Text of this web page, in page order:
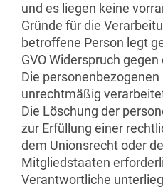
und es liegen keine
Gründe für die
betroffene Person legt
GVO Widerspruch
Die
unrechtmäßig
Die Löschung der
zur Erfüllung einer
dem Unionsrecht oder
Mitgliedstaaten
Verantwortliche